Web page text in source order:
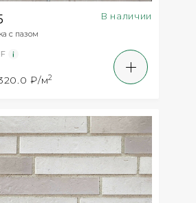
с пазом
В наличии
₽/м2